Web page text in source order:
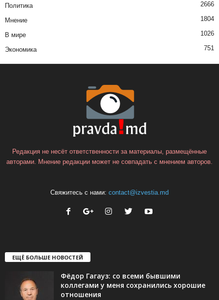
Политика 2666
Мнение 1804
В мире 1026
Экономика 751
Редакция не несёт ответственности за материалы, размещённые
авторами. Мнение редакции может не совпадать с мнением авторов.
Свяжитесь с нами: contact@izvestia.md
ЕЩЁ БОЛЬШЕ НОВОСТЕЙ
Фёдор Гагауз: со всеми бывшими
коллегами у меня сохранились хорошие
отношения